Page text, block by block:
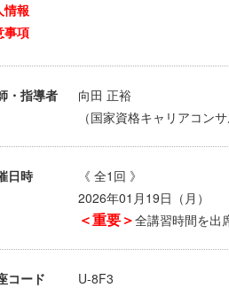
報
項
・指導者
向田 正裕
（国家資格キャリアコン
日時
《 全1回 》
2026年01月19日（月）
＜重要＞全講習時間を出
コード U-8F3